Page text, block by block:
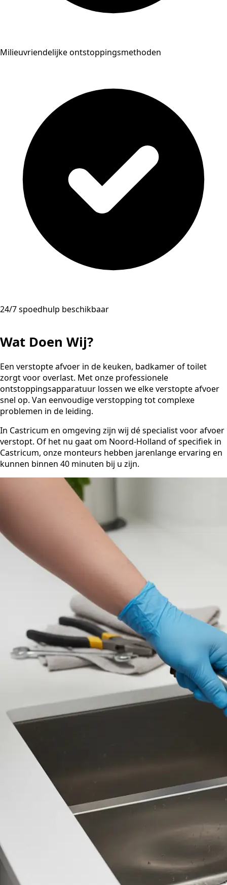
Milieuvriendelijke ontstoppingsmethoden
24/7 spoedhulp beschikbaar
Wat Doen Wij?
Een verstopte afvoer in de keuken, badkamer of toilet
zorgt voor overlast. Met onze professionele
ontstoppingsapparatuur lossen we elke verstopte afvoer
snel op. Van eenvoudige verstopping tot complexe
problemen in de leiding.
In Castricum en omgeving zijn wij dé specialist voor afvoer
verstopt. Of het nu gaat om Noord-Holland of specifiek in
Castricum, onze monteurs hebben jarenlange ervaring en
kunnen binnen 40 minuten bij u zijn.